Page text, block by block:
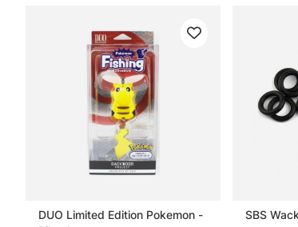
DUO Limited Edition Pokemon -
SBS